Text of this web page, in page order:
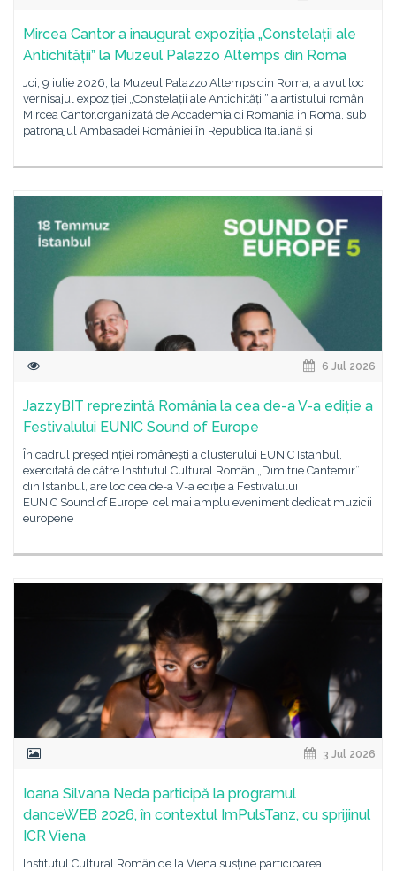
Mircea Cantor a inaugurat expoziția „Constelații ale
Antichității” la Muzeul Palazzo Altemps din Roma
Joi, 9 iulie 2026, la Muzeul Palazzo Altemps din Roma, a avut loc
vernisajul expoziției „Constelații ale Antichității” a artistului român
Mircea Cantor,organizată de Accademia di Romania in Roma, sub
patronajul Ambasadei României în Republica Italiană și
6 Jul 2026
JazzyBIT reprezintă România la cea de-a V-a ediție a
Festivalului EUNIC Sound of Europe
În cadrul președinției românești a clusterului EUNIC Istanbul,
exercitată de către Institutul Cultural Român „Dimitrie Cantemir”
din Istanbul, are loc cea de-a V-a ediție a Festivalului
EUNIC Sound of Europe, cel mai amplu eveniment dedicat muzicii
europene
3 Jul 2026
Ioana Silvana Neda participă la programul
danceWEB 2026, în contextul ImPulsTanz, cu sprijinul
ICR Viena
Institutul Cultural Român de la Viena susține participarea